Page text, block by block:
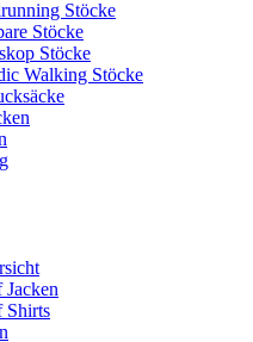
Stöcke
Stöcke
Stöcke
Walking Stöcke
Jacken
Shirts